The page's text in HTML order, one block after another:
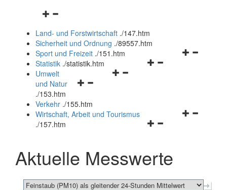
Navigationsmenü
und
schließen
Land- und Forstwirtschaft ./147.htm
Sicherheit und Ordnung ./89557.htm
Navigationsmenü
Sport und Freizeit ./151.htm
Navigationsmenü
Statistik ./statistik.htm
Navigationsmenü
und
schließen
Umwelt
und Natur
./153.htm
Verkehr ./155.htm
Navigationsmenü
schließen
Wirtschaft, Arbeit und Tourismus
./157.htm
Aktuelle Messwerte